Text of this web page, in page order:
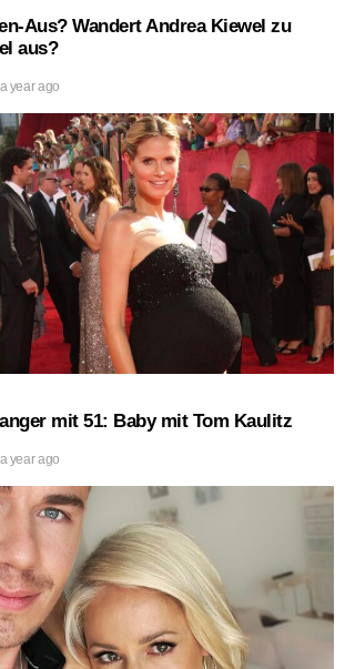
Aus? Wandert Andrea Kiewel zu
aus?
year ago
mit 51: Baby mit Tom Kaulitz
year ago